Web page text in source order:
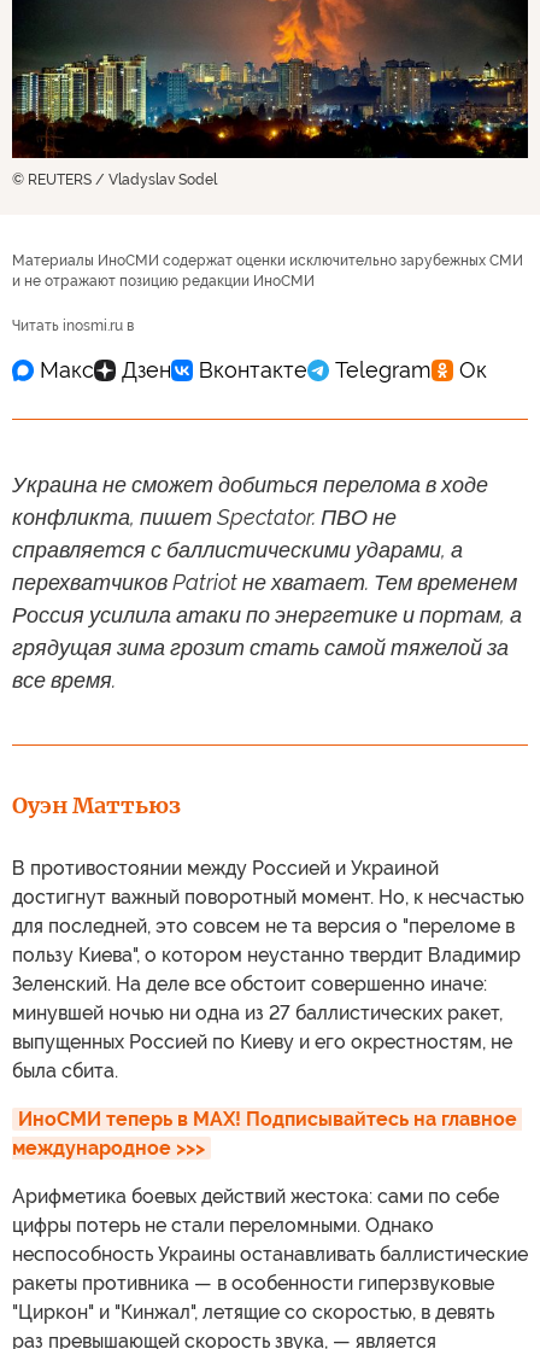
© REUTERS / Vladyslav Sodel
Материалы ИноСМИ содержат оценки исключительно зарубежных СМИ
и не отражают позицию редакции ИноСМИ
Читать inosmi.ru в
Украина не сможет добиться перелома в ходе
конфликта, пишет Spectator. ПВО не
справляется с баллистическими ударами, а
перехватчиков Patriot не хватает. Тем временем
Россия усилила атаки по энергетике и портам, а
грядущая зима грозит стать самой тяжелой за
все время.
Оуэн Маттьюз
В противостоянии между Россией и Украиной
достигнут важный поворотный момент. Но, к несчастью
для последней, это совсем не та версия о "переломе в
пользу Киева", о котором неустанно твердит Владимир
Зеленский. На деле все обстоит совершенно иначе:
минувшей ночью ни одна из 27 баллистических ракет,
выпущенных Россией по Киеву и его окрестностям, не
была сбита.
ИноСМИ теперь в MAX! Подписывайтесь на главное
международное >>>
Арифметика боевых действий жестока: сами по себе
цифры потерь не стали переломными. Однако
неспособность Украины останавливать баллистические
ракеты противника — в особенности гиперзвуковые
"Циркон" и "Кинжал", летящие со скоростью, в девять
раз превышающей скорость звука, — является